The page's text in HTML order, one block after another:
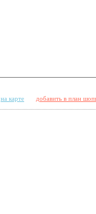
на карте добавить в план